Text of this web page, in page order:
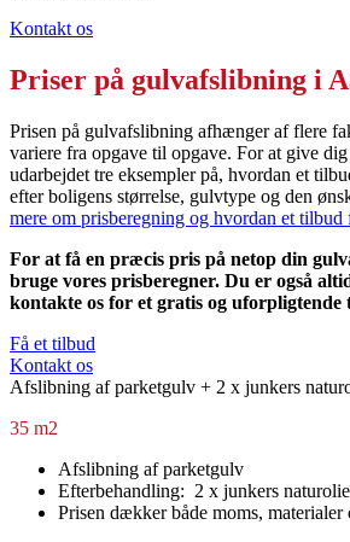
Kontakt os
Priser på gulvafslibning i
Prisen på gulvafslibning afhænger af flere
variere fra opgave til opgave. For at give
udarbejdet tre eksempler på, hvordan et
efter boligens størrelse, gulvtype og den
mere om prisberegning og hvordan et tilbud
For at få en præcis pris på netop din
bruge vores prisberegner. Du er også
kontakte os for et gratis og uforpligtende
Få et tilbud
Kontakt os
Afslibning af parketgulv + 2 x junkers
35 m2
Afslibning af parketgulv
Efterbehandling: 2 x junkers naturolie
Prisen dækker både moms, materialer